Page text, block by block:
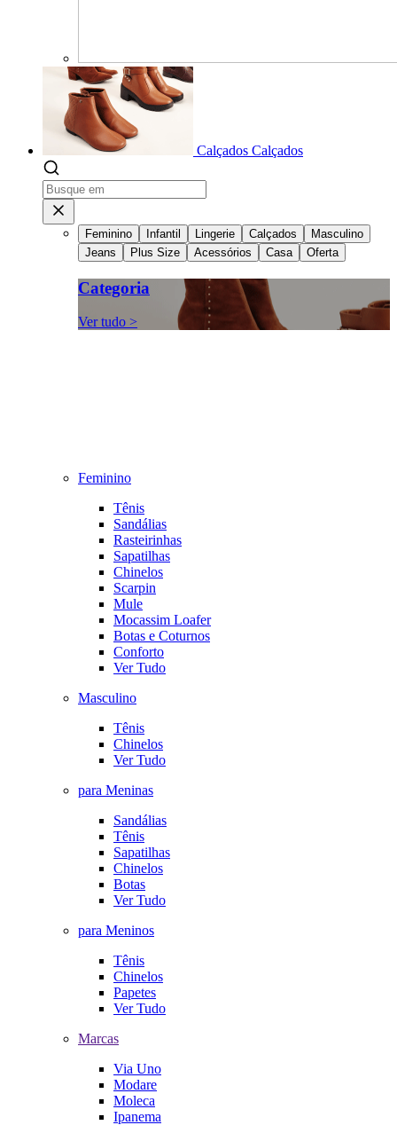
Calçados Calçados
Feminino Infantil Lingerie Calçados
Masculino
Jeans
Plus Size Acessórios Casa Oferta
Categoria
Ver tudo >
Feminino
Tênis
Sandálias
Rasteirinhas
Sapatilhas
Chinelos
Scarpin
Mule
Mocassim Loafer
Botas e Coturnos
Conforto
Ver Tudo
Masculino
Tênis
Chinelos
Ver Tudo
para Meninas
Sandálias
Tênis
Sapatilhas
Chinelos
Botas
Ver Tudo
para Meninos
Tênis
Chinelos
Papetes
Ver Tudo
Marcas
Via Uno
Modare
Moleca
Ipanema